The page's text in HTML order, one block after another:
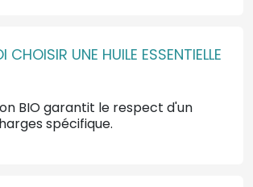
CHOISIR UNE HUILE ESSENTIELLE
BIO garantit le respect d'un
spécifique.